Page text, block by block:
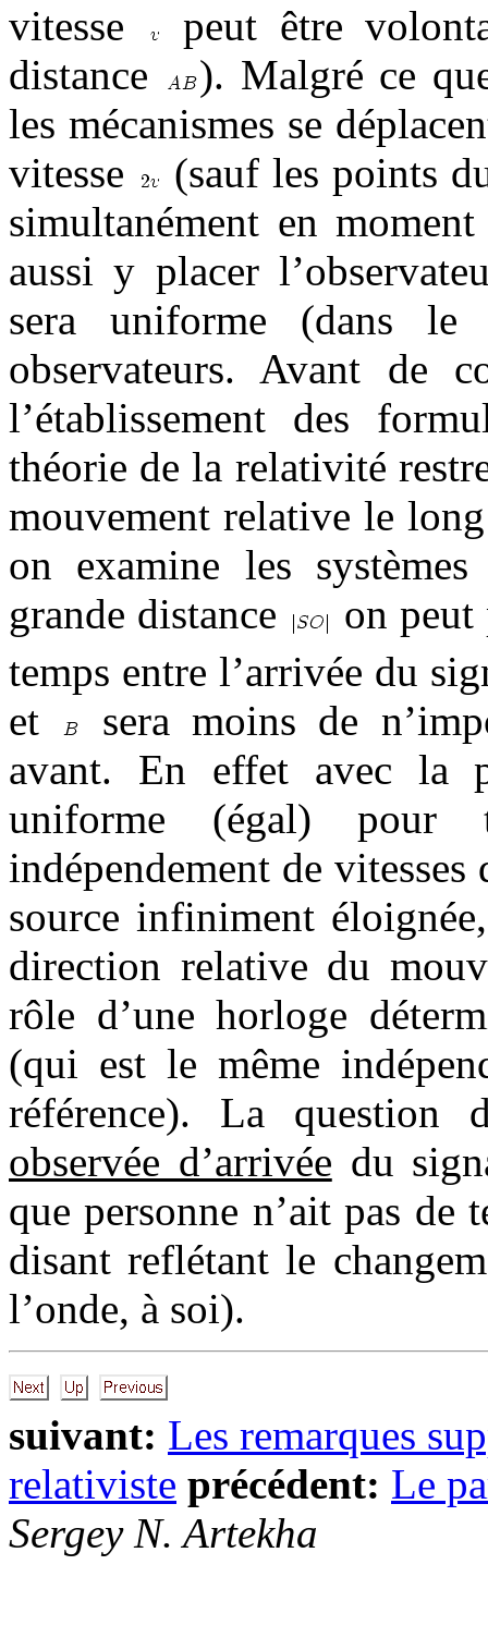
vitesse
peut être
distance
). Malgré ce
les mécanismes se
vitesse
(sauf les points
simultanément en
aussi y placer
sera uniforme (dans
observateurs. Avant de
l’établissement des
théorie de la relativité
mouvement relative le
on examine les
grande distance
on peut
temps entre l’arrivée du
et
sera moins de
avant. En effet avec la
uniforme (égal)
indépendement de
source infiniment
direction relative du
rôle d’une horloge
(qui est le même
référence). La
observée d’arrivée du
que personne n’ait pas
disant reflétant le
l’onde, à soi).
suivant: Les remarques
relativiste précédent: Le
Sergey N. Artekha